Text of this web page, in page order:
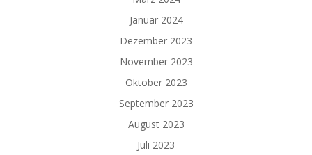
Januar 2024
Dezember 2023
November 2023
Oktober 2023
September 2023
August 2023
Juli 2023